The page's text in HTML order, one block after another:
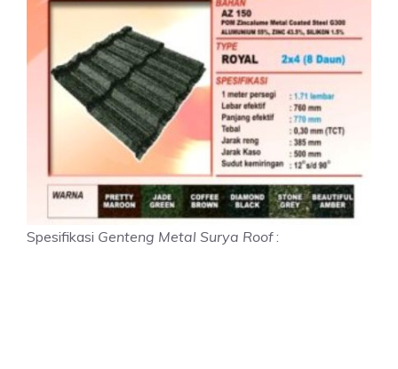
Spesifikasi Genteng Metal Surya Roof: